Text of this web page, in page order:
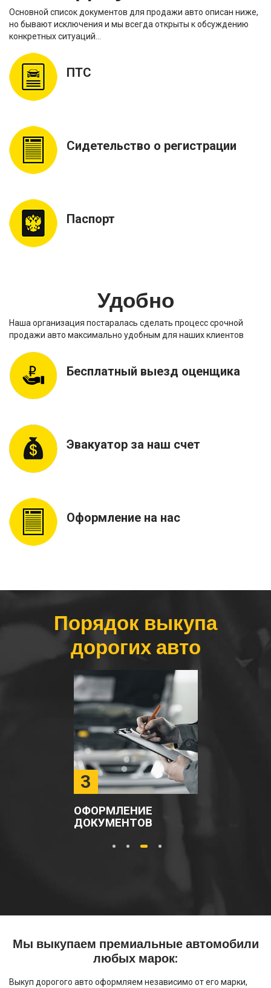
Основной список документов для продажи авто описан ниже,
но бывают исключения и мы всегда открыты к обсуждению
конкретных ситуаций…
ПТС
Сидетельство о регистрации
Паспорт
Удобно
Наша организация постаралась сделать процесс срочной
продажи авто максимально удобным для наших клиентов
Бесплатный выезд оценщика
Эвакуатор за наш счет
Оформление на нас
Порядок выкупа
дорогих авто
3
ОФОРМЛЕНИЕ
ДОКУМЕНТОВ
1 2 3 4
Мы выкупаем премиальные автомобили
любых марок:
Выкуп дорогого авто оформляем независимо от его марки,